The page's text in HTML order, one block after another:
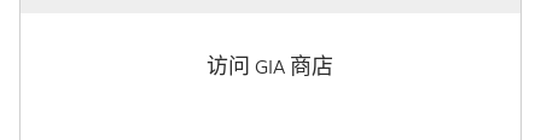
访问 GIA 商店